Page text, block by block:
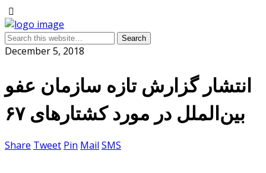
December 5, 2018
انتشار گزارش تازه سازمان عفو
بین‌الملل در مورد کشتارهای ۶۷
Share Tweet Pin Mail SMS